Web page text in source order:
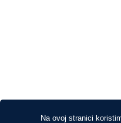
Na ovoj stranici